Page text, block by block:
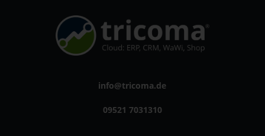
info@tricoma.de
09521 7031310